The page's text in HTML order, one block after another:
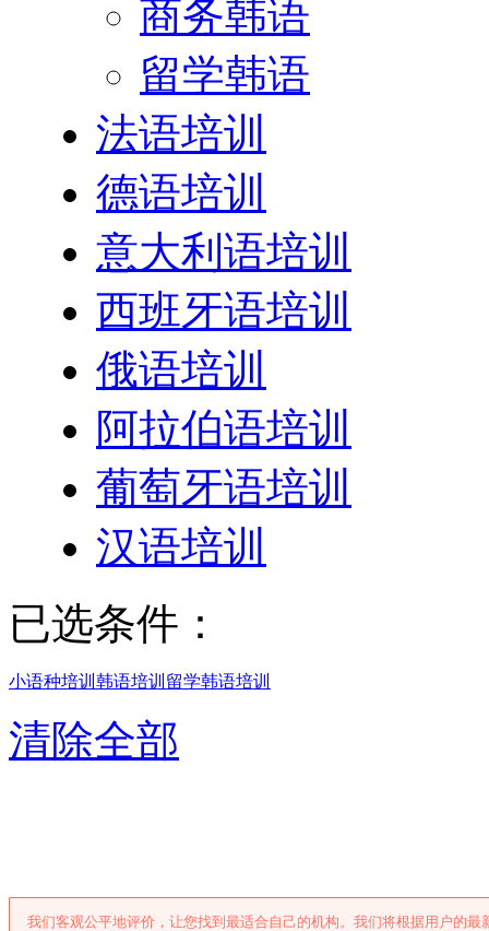
商务韩语
留学韩语
法语培训
德语培训
意大利语培训
西班牙语培训
俄语培训
阿拉伯语培训
葡萄牙语培训
汉语培训
已选条件：
小语种培训 韩语培训 留学韩语培训
清除全部
我们客观公平地评价，让您找到最适合自己的机构。我们将根据用户的